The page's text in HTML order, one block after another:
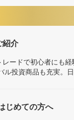
紹介
ードで初心者にも
投資商品も充実。
じめての方へ